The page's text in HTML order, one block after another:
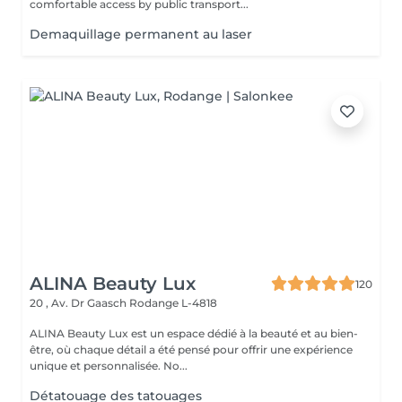
comfortable access by public transport...
Demaquillage permanent au laser
ALINA Beauty Lux
120
20 , Av. Dr Gaasch Rodange L-4818
ALINA Beauty Lux est un espace dédié à la beauté et au bien-
être, où chaque détail a été pensé pour offrir une expérience
unique et personnalisée. No...
Détatouage des tatouages